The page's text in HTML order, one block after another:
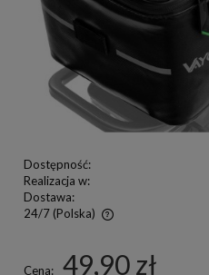
Dostępność:
Realizacja w:
Dostawa:
24/7 (Polska)
Cena: 49,90 zł